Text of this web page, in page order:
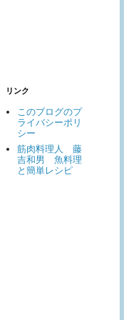
リンク
このブログのプ
ライバシーポリ
シー
筋肉料理人 藤
吉和男 魚料理
と簡単レシピ